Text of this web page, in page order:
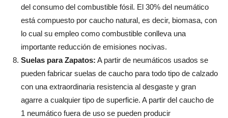
del consumo del combustible fósil. El 30% del neumático
está compuesto por caucho natural, es decir, biomasa, con
lo cual su empleo como combustible conlleva una
importante reducción de emisiones nocivas.
Suelas para Zapatos: A partir de neumáticos usados se
pueden fabricar suelas de caucho para todo tipo de calzado
con una extraordinaria resistencia al desgaste y gran
agarre a cualquier tipo de superficie. A partir del caucho de
1 neumático fuera de uso se pueden producir